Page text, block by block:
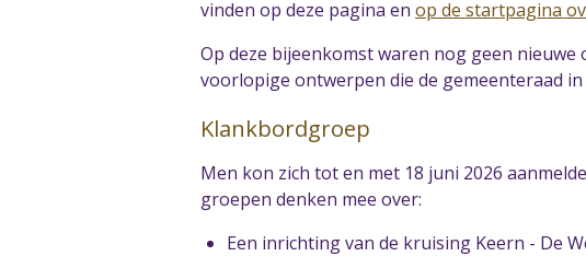
vinden op deze pagina en op de startpagina
Op deze bijeenkomst waren nog geen nieuwe
voorlopige ontwerpen die de gemeenteraad
Klankbordgroep
Men kon zich tot en met 18 juni 2026
groepen denken mee over:
Een inrichting van de kruising Keern - De